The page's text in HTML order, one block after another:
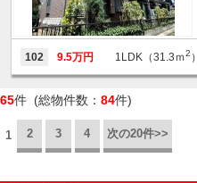
102 9.5万円 1LDK（31.3ｍ2 ）
65件 (総物件数： 84件)
1 2 3 4 次の20件>>